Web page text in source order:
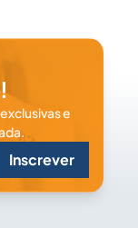
e
Inscrever